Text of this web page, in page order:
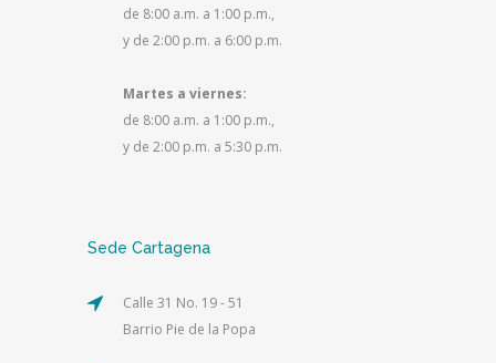
de 8:00 a.m. a 1:00 p.m.,
y de 2:00 p.m. a 6:00 p.m.
Martes a viernes:
de 8:00 a.m. a 1:00 p.m.,
y de 2:00 p.m. a 5:30 p.m.
Sede Cartagena
Calle 31 No. 19 - 51
Barrio Pie de la Popa